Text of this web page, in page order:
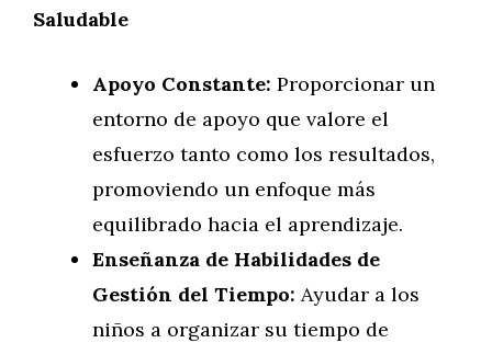
Saludable
Apoyo Constante: Proporcionar un
entorno de apoyo que valore el
esfuerzo tanto como los resultados,
promoviendo un enfoque más
equilibrado hacia el aprendizaje.
Enseñanza de Habilidades de
Gestión del Tiempo: Ayudar a los
niños a organizar su tiempo de